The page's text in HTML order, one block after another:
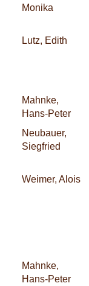
Monika
Lutz, Edith
Mahnke,
Hans-Peter
Neubauer,
Siegfried
Weimer, Alois
Mahnke,
Hans-Peter